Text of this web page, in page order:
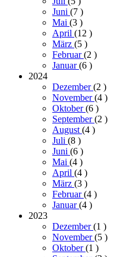
Juni (7 )
Mai (3 )
April (12 )
März (5 )
Februar(2 )
Januar(6 )
2024
Dezember(2 )
November(4 )
Oktober(6 )
September(2 )
August (4 )
Juli (8 )
Juni (6 )
Mai (4 )
April (4 )
März (3 )
Februar(4 )
Januar(4 )
2023
Dezember(1 )
November(5 )
Oktober(1 )